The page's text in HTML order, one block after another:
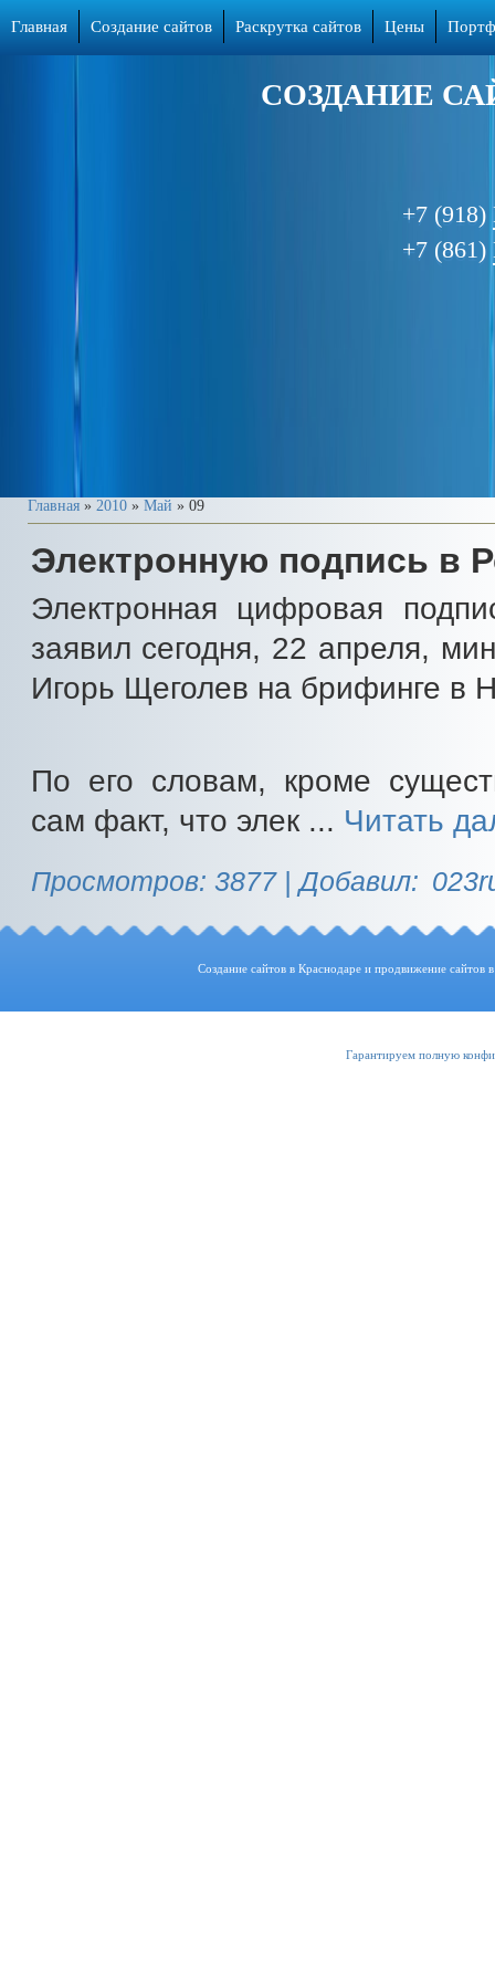
Главная Создание сайтов Раскрутка сайтов Цены
СОЗДАНИЕ
+7 (918)
+7 (861)
Главная» 2010 » Май » 09
Электронную подпись в
Электронная цифровая
заявил сегодня, 22 апреля,
Игорь Щеголев на брифинге в
По его словам, кроме
сам факт, что элек ... Читать
Просмотров: 3877 |Добавил:
Создание сайтов в Краснодаре и продвижение
Гарантируем полную